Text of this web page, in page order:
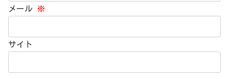
メール ※
サイト